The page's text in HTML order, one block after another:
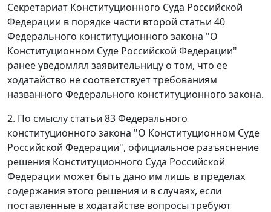
Секретариат Конституционного Суда Российской
Федерации в порядке части второй статьи 40
Федерального конституционного закона "О
Конституционном Суде Российской Федерации"
ранее уведомлял заявительницу о том, что ее
ходатайство не соответствует требованиям
названного Федерального конституционного закона.
2. По смыслу статьи 83Федерального
конституционного закона "О Конституционном Суде
Российской Федерации", официальное разъяснение
решения Конституционного Суда Российской
Федерации может быть дано им лишь в пределах
содержания этого решения и в случаях, если
поставленные в ходатайстве вопросы требуют